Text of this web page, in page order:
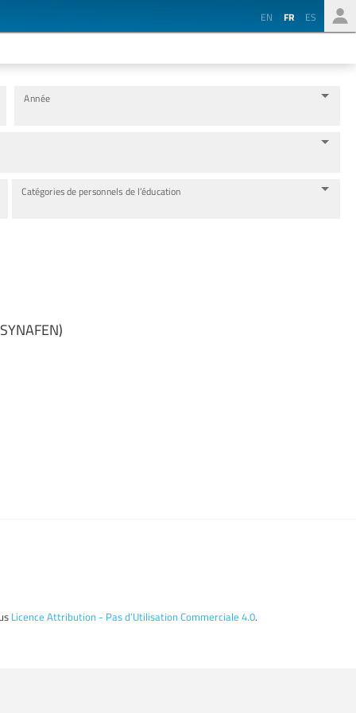
EN FR ES
Année
Catégories de personnels de l’éducation
Licence Attribution - Pas d’Utilisation Commerciale 4.0.